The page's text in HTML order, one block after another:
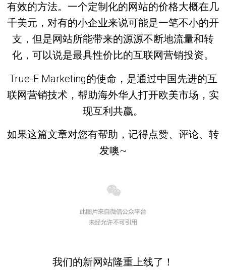
有效的方法。一个定制化的网站的价格大概在几
千美元，对有的小企业来说可能是一笔不小的开
支，但是网站所能带来的源源不断地流量和转
化，可以说是最具性价比的互联网营销投资。
True-E Marketing的使命，是通过中国先进的互
联网营销技术，帮助海外华人打开欧美市场，实
现互利共赢。
如果这篇文章对您有帮助，记得点赞、评论、转
发噢~
我们的新网站隆重上线了！